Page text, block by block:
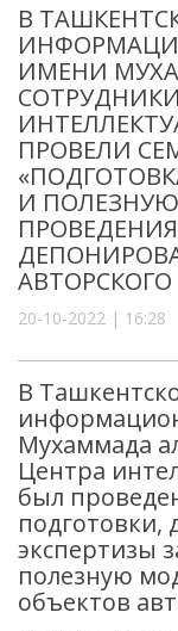
В
ИМЕНИ
ПРОВЕЛИ
И
АВТОРСКОГО
20-10-2022 | 16:28
В
Мухаммада
Центра
был
подготовки,
экспертизы
полезную
объектов